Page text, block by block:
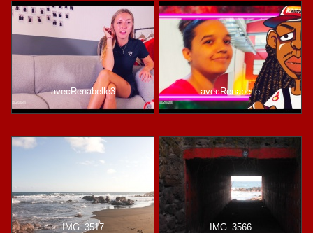
avecRenabelle3 avecRenabelle
IMG_3517 IMG_3566